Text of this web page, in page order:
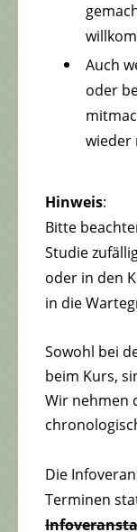
Auch
oder
wieder
Hinweis:
Bitte
Studie
oder in den
in die
Sowohl bei
beim Kurs,
Wir nehmen
Die
Terminen